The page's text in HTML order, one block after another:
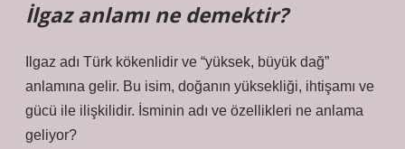
İlgaz anlamı ne demektir?
Ilgaz adı Türk kökenlidir ve “yüksek, büyük dağ”
anlamına gelir. Bu isim, doğanın yüksekliği, ihtişamı ve
gücü ile ilişkilidir. İsminin adı ve özellikleri ne anlama
geliyor?